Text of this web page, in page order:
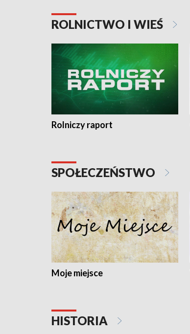
ROLNICTWO I WIEŚ
Rolniczy raport
SPOŁECZEŃSTWO
Moje miejsce
HISTORIA